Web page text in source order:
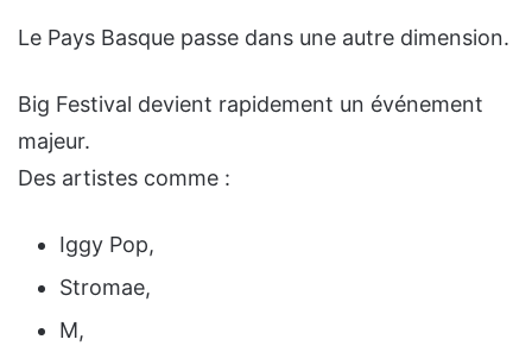
Le Pays Basque passe dans une autre dimension.
Big Festival devient rapidement un événement
majeur.
Des artistes comme :
Iggy Pop,
Stromae,
M,